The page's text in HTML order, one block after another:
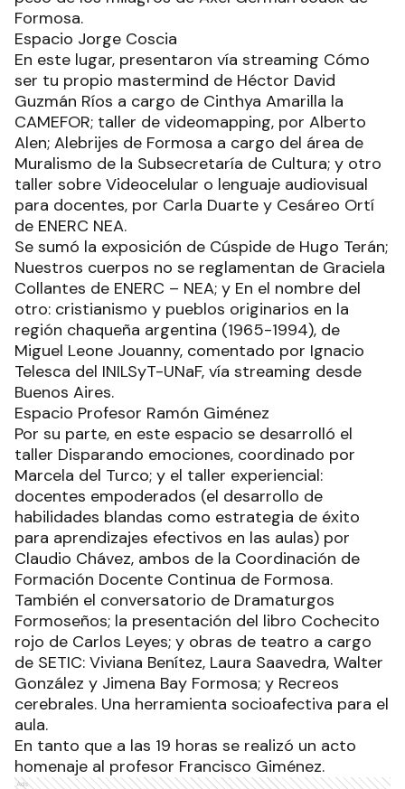
Formosa.
Espacio Jorge Coscia
En este lugar, presentaron vía streaming Cómo
ser tu propio mastermind de Héctor David
Guzmán Ríos a cargo de Cinthya Amarilla la
CAMEFOR; taller de videomapping, por Alberto
Alen; Alebrijes de Formosa a cargo del área de
Muralismo de la Subsecretaría de Cultura; y otro
taller sobre Videocelular o lenguaje audiovisual
para docentes, por Carla Duarte y Cesáreo Ortí
de ENERC NEA.
Se sumó la exposición de Cúspide de Hugo Terán;
Nuestros cuerpos no se reglamentan de Graciela
Collantes de ENERC – NEA; y En el nombre del
otro: cristianismo y pueblos originarios en la
región chaqueña argentina (1965-1994), de
Miguel Leone Jouanny, comentado por Ignacio
Telesca del INILSyT-UNaF, vía streaming desde
Buenos Aires.
Espacio Profesor Ramón Giménez
Por su parte, en este espacio se desarrolló el
taller Disparando emociones, coordinado por
Marcela del Turco; y el taller experiencial:
docentes empoderados (el desarrollo de
habilidades blandas como estrategia de éxito
para aprendizajes efectivos en las aulas) por
Claudio Chávez, ambos de la Coordinación de
Formación Docente Continua de Formosa.
También el conversatorio de Dramaturgos
Formoseños; la presentación del libro Cochecito
rojo de Carlos Leyes; y obras de teatro a cargo
de SETIC: Viviana Benítez, Laura Saavedra, Walter
González y Jimena Bay Formosa; y Recreos
cerebrales. Una herramienta socioafectiva para el
aula.
En tanto que a las 19 horas se realizó un acto
homenaje al profesor Francisco Giménez.
Ads